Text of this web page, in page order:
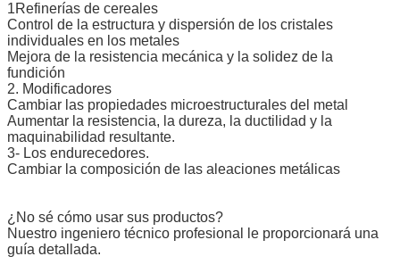
1Refinerías de cereales
Control de la estructura y dispersión de los cristales
individuales en los metales
Mejora de la resistencia mecánica y la solidez de la
fundición
2. Modificadores
Cambiar las propiedades microestructurales del metal
Aumentar la resistencia, la dureza, la ductilidad y la
maquinabilidad resultante.
3- Los endurecedores.
Cambiar la composición de las aleaciones metálicas
¿No sé cómo usar sus productos?
Nuestro ingeniero técnico profesional le proporcionará una
guía detallada.